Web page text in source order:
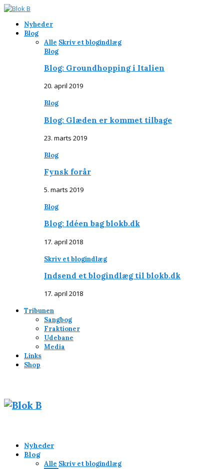
Nyheder
Blog
Alle Skriv et blogindlæg
Blog
Blog: Groundhopping i Italien
20. april 2019
Blog
Blog: Glæden er kommet tilbage
23. marts 2019
Blog
Fynsk forår
5. marts 2019
Blog
Blog: Idéen bag blokb.dk
17. april 2018
Skriv et blogindlæg
Indsend et blogindlæg til blokb.dk
17. april 2018
Tribunen
Sangbog
Fraktioner
Udebane
Media
Links
Shop
Nyheder
Blog
Alle Skriv et blogindlæg